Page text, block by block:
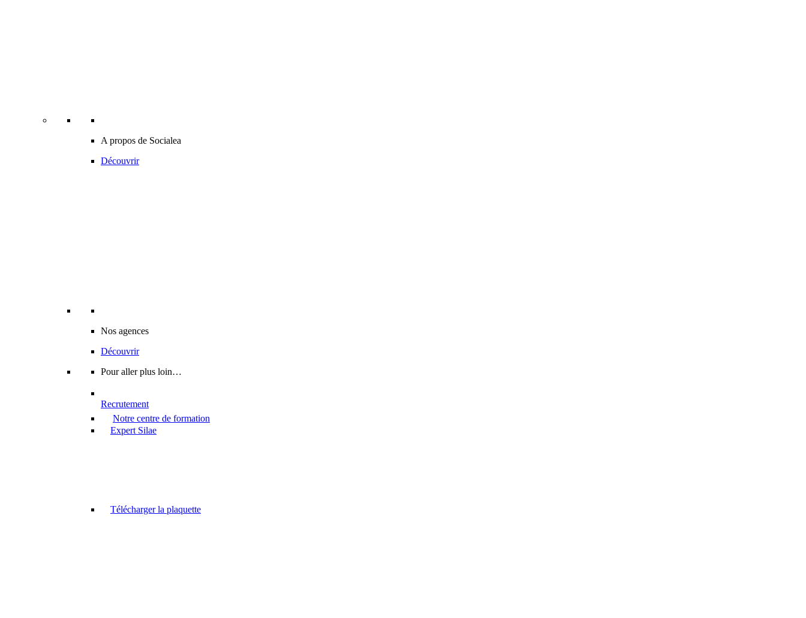
A propos de Socialea
Découvrir
Nos agences
Découvrir
Pour aller plus loin…
Recrutement
Notre centre de formation
Expert Silae
Télécharger la plaquette